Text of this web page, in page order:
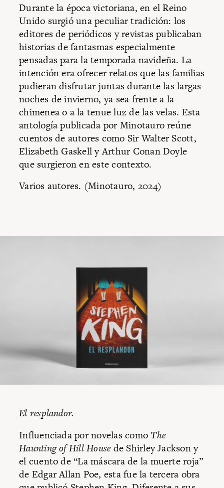
Durante la época victoriana, en el Reino
Unido surgió una peculiar tradición: los
editores de periódicos y revistas publicaban
historias de fantasmas especialmente
pensadas para la temporada navideña. La
intención era ofrecer relatos que las familias
pudieran disfrutar juntas durante las largas
noches de invierno, ya sea frente a la
chimenea o a la tenue luz de las velas. Esta
antología publicada por Minotauro reúne
cuentos de autores como Sir Walter Scott,
Elizabeth Gaskell y Arthur Conan Doyle
que surgieron en este contexto.
Varios autores. (Minotauro, 2024)
El resplandor.
Influenciada por novelas como The
Haunting of Hill Housede Shirley Jackson y
el cuento de “La máscara de la muerte roja”
de Edgar Allan Poe, esta fue la tercera obra